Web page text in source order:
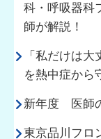
科・呼吸器科
師が解説！
「私だけは
を熱中症から
新年度 医師
東京品川フロ